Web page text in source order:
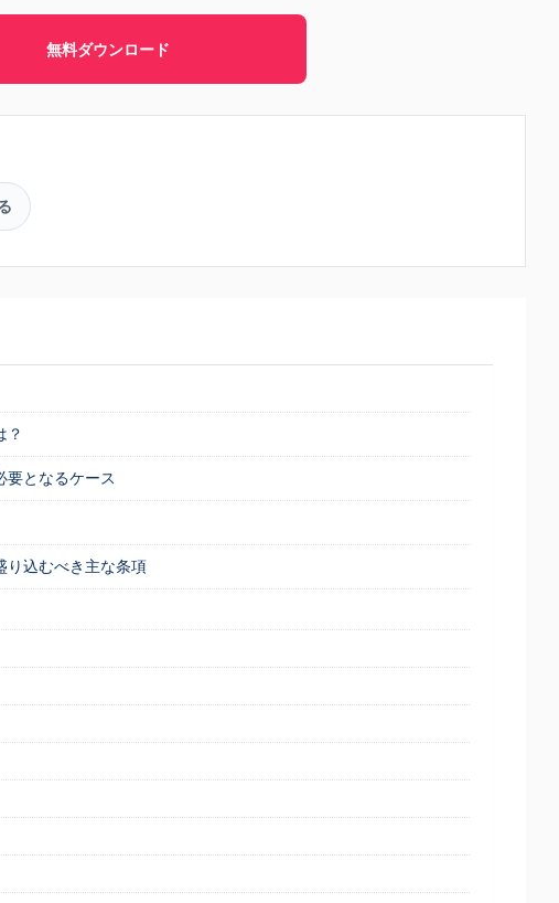
無料ダウンロード
？
要となるケース
り込むべき主な条項